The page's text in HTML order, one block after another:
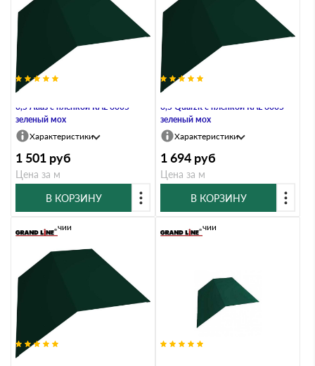
Планка конька плоского 190х190
0,5 Atlas с пленкой RAL 6005
зеленый мох
Характеристики
1 501 руб
Цена за м
В КОРЗИНУ
Планка конька плоского 190х190
0,5 Quarzit с пленкой RAL 6005
зеленый мох
Характеристики
1 694 руб
Цена за м
В КОРЗИНУ
Планка конька плоского 190х190
В наличии В наличии